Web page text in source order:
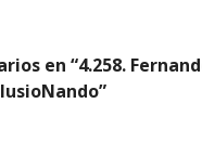
en “4.258.
”